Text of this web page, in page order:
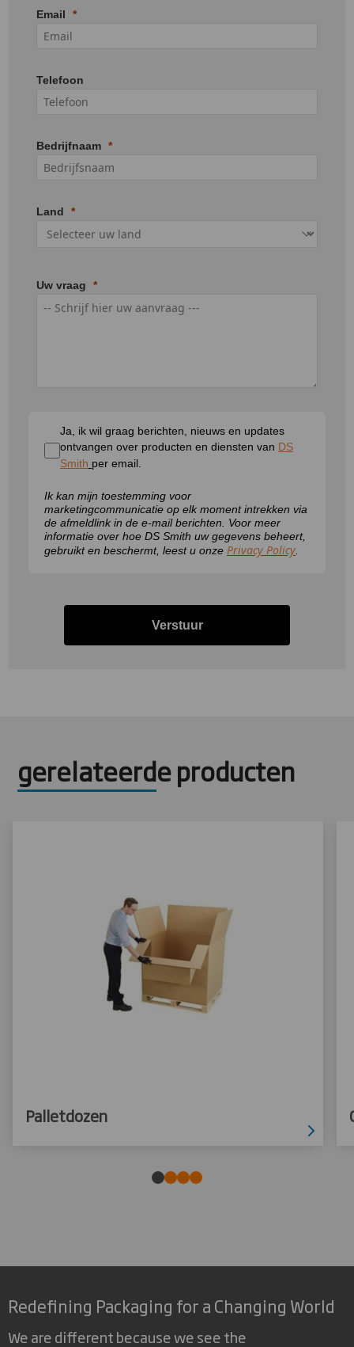
Email
Telefoon
Bedrijfnaam
Land
Uw vraag
Ja, ik wil graag berichten, nieuws en updates
ontvangen over producten en diensten van DS
Smith per email.
Ik kan mijn toestemming voor
marketingcommunicatie op elk moment intrekken via
de afmeldlink in de e-mail berichten. Voor meer
informatie over hoe DS Smith uw gegevens beheert,
gebruikt en beschermt, leest u onze Privacy Policy
Verstuur
gerelateerde producten
Palletdozen
Redefining Packaging for a Changing World
We are different because we see the